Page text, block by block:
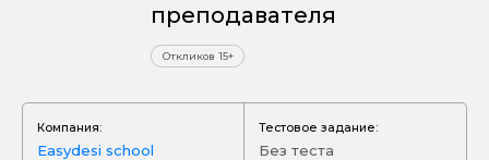
преподавателя
Откликов 15+
Компания:
Easydesi school
Тестовое задание:
Без теста